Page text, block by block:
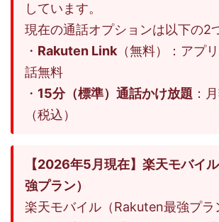
しています。
現在の通話オプションは以下の2
・ Rakuten Link （無料）：アプ
話無料
・ 15分（標準）通話かけ放題 ：
（税込）
【2026年5月現在】楽天モバイ
強プラン）
楽天モバイル（Rakuten最強プラ